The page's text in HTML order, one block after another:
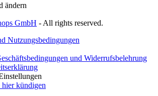
ändern
GmbH - All rights reserved.
Nutzungsbedingungen
und Widerrufsbelehrung
kündigen